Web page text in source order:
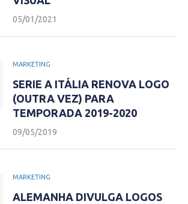
05/01/2021
MARKETING
SERIE A ITÁLIA RENOVA LOGO
(OUTRA VEZ) PARA
TEMPORADA 2019-2020
09/05/2019
MARKETING
ALEMANHA DIVULGA LOGOS